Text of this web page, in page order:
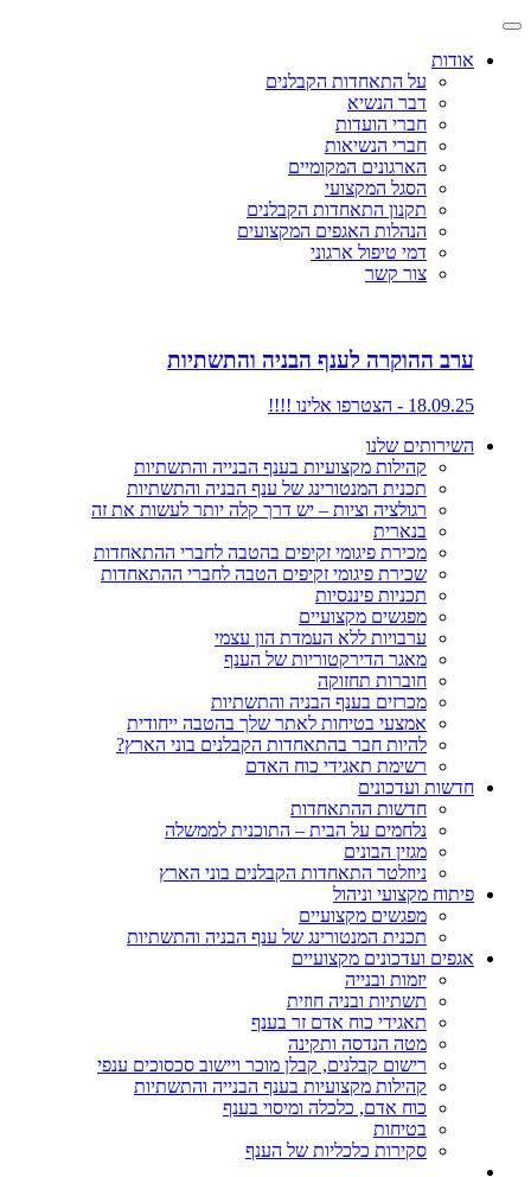
אודות
על התאחדות הקבלנים
דבר הנשיא
חברי הועדות
חברי הנשיאות
הארגונים המקומיים
הסגל המקצועי
תקנון התאחדות הקבלנים
הנהלות האגפים המקצועים
דמי טיפול ארגוני
צור קשר
ערב ההוקרה לענף הבניה והתשתיות
18.09.25 - הצטרפו אלינו !!!!
השירותים שלנו
קהילות מקצועיות בענף הבנייה והתשתיות
תכנית המנטורינג של ענף הבניה והתשתיות
רגולציה וציות – יש דרך קלה יותר לעשות את זה
בנארית
מכירת פיגומי זקיפים בהטבה לחברי ההתאחדות
שכירת פיגומי זקיפים הטבה לחברי ההתאחדות
תכניות פיננסיות
מפגשים מקצועיים
ערבויות ללא העמדת הון עצמי
מאגר הדירקטוריות של הענף
חוברות תחזוקה
מכרזים בענף הבניה והתשתיות
אמצעי בטיחות לאתר שלך בהטבה ייחודית
להיות חבר בהתאחדות הקבלנים בוני הארץ?
רשימת תאגידי כוח האדם
חדשות ועדכונים
חדשות ההתאחדות
נלחמים על הבית – התוכנית לממשלה
מגזין הבונים
ניוזלטר התאחדות הקבלנים בוני הארץ
פיתוח מקצועי וניהול
מפגשים מקצועיים
תכנית המנטורינג של ענף הבניה והתשתיות
אגפים ועדכונים מקצועיים
יזמות ובנייה
תשתיות ובניה חוזית
תאגידי כוח אדם זר בענף
מטה הנדסה ותקינה
רישום קבלנים, קבלן מוכר ויישוב סכסוכים ענפי
קהילות מקצועיות בענף הבנייה והתשתיות
כוח אדם, כלכלה ומיסוי בענף
בטיחות
סקירות כלכליות של הענף